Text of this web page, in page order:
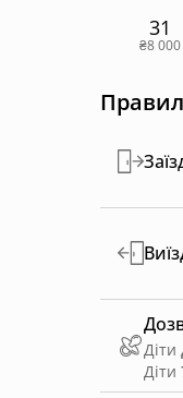
31
₴8 000
Діти
Діти